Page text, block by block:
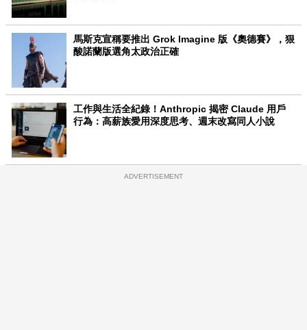
馬斯克宣稱要推出 Grok Imagine 版《奧德賽》，狠
酸諾蘭版選角太政治正確
工作與生活全紀錄！Anthropic 揭密 Claude 用戶
行為：高薪族愛用深度思考、週末改寫同人小說
ADVERTISEMENT